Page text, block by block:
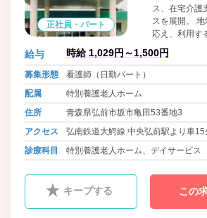
正社員・パート
ス、在宅介護
スを展開。
応え、利用す
る暮らしを実
ます
給与 時給 1,029円～1,500円
募集形態
看護師（日勤パート）
配属
特別養護老人ホーム
住所
青森県弘前市坂市亀田53番地3
アクセス
弘南鉄道大鰐線 中央弘前駅より車15
診療科目
特別養護老人ホーム、デイサービス
キープする この